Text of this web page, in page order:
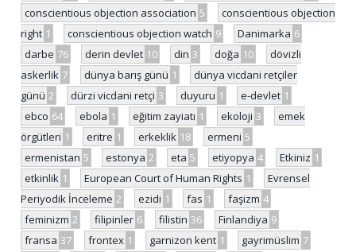
conscientious objection association 5
conscientious objection
right 1 conscientious objection watch 9 Danimarka 6
darbe 76 derin devlet 10 din 3 doğa 10
dövizli
askerlik 7 dünya barış günü 1
dünya vicdani retçiler
günü 2 dürzi vicdani retçi 3 duyuru 1 e-devlet 1
ebco 64 ebola 1 eğitim zayiatı 1 ekoloji 3
emek
örgütleri 1 eritre 1 erkeklik 18 ermeni 5
ermenistan 5 estonya 2 eta 5 etiyopya 4 Etkiniz 1
etkinlik 1 European Court of Human Rights 1
Evrensel
Periyodik İnceleme 2 ezidi 1 fas 1 faşizm 4
feminizm 2 filipinler 6 filistin 36 Finlandiya 9
fransa 37 frontex 1 garnizon kent 1 gayrimüslim 7